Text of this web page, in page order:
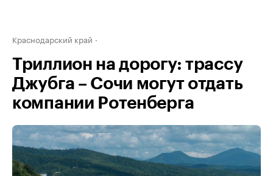
Краснодарский край
Триллион на дорогу: трассу
Джубга – Сочи могут отдать
компании Ротенберга